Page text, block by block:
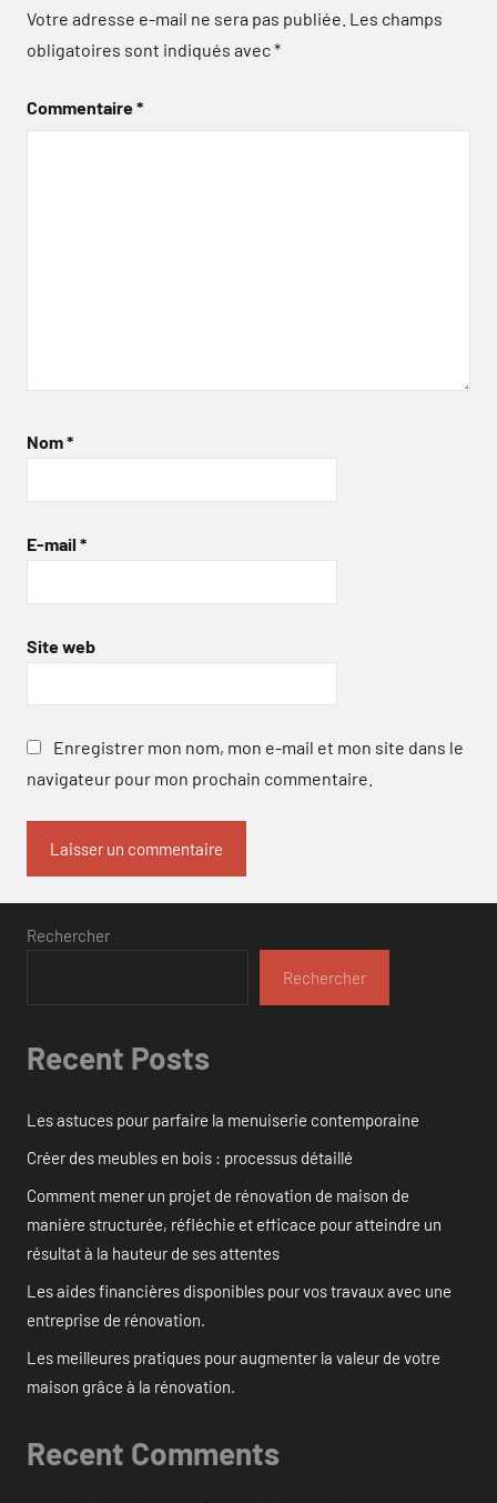
Votre adresse e-mail ne sera pas publiée. Les champs
obligatoires sont indiqués avec*
Commentaire*
Nom*
E-mail *
Site web
Enregistrer mon nom, mon e-mail et mon site dans le
navigateur pour mon prochain commentaire.
Rechercher
Rechercher
Recent Posts
Les astuces pour parfaire la menuiserie contemporaine
Créer des meubles en bois : processus détaillé
Comment mener un projet de rénovation de maison de
manière structurée, réfléchie et efficace pour atteindre un
résultat à la hauteur de ses attentes
Les aides financières disponibles pour vos travaux avec une
entreprise de rénovation.
Les meilleures pratiques pour augmenter la valeur de votre
maison grâce à la rénovation.
Recent Comments